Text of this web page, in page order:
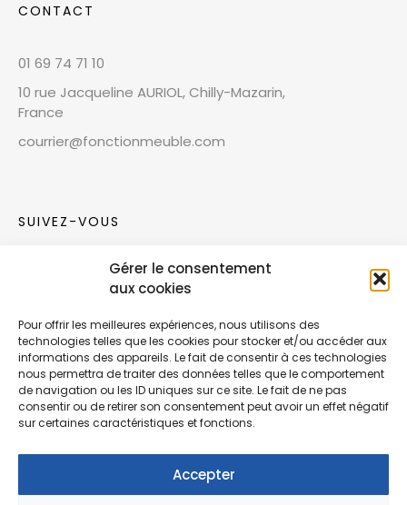
Gérer le consentement
aux cookies
Pour offrir les meilleures expériences, nous utilisons des
technologies telles que les cookies pour stocker et/ou accéder aux
informations des appareils. Le fait de consentir à ces technologies
nous permettra de traiter des données telles que le comportement
de navigation ou les ID uniques sur ce site. Le fait de ne pas
consentir ou de retirer son consentement peut avoir un effet négatif
sur certaines caractéristiques et fonctions.
Accepter
CONTACT
01 69 74 71 10
10 rue Jacqueline AURIOL, Chilly-Mazarin,
France
courrier@fonctionmeuble.com
SUIVEZ-VOUS
Rejoignez notre communauté sur les réseaux
Nouvelles collections, vie de l’équipe ou
inspirations : soyez informés de nos dernières
actualités.